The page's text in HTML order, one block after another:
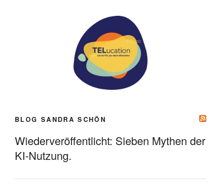
BLOG SANDRA SCHÖN
Wiederveröffentlicht: Sieben Mythen der
KI-Nutzung.